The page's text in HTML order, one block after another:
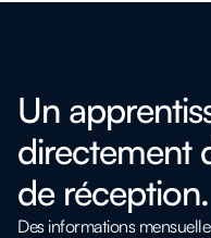
Un
directement
de réception.
Des informations